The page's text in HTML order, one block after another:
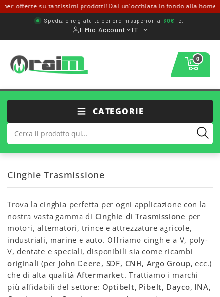
offerte su tantissimi prodotti! Dai un'occhiata in fondo alla home
Spedizione gratuita per ordini superiori a 30€i.e.
Il Mio Account IT
0
CATEGORIE
Cinghie Trasmissione
Trova la cinghia perfetta per ogni applicazione con la
nostra vasta gamma di Cinghie di Trasmissione per
motori, alternatori, trince e attrezzature agricole,
industriali, marine e auto. Offriamo cinghie a V, poly-
V, dentate e speciali, disponibili sia come ricambi
originali (per John Deere, SDF, CNH, Argo Group, ecc.)
che di alta qualitàAftermarket. Trattiamo i marchi
più affidabili del settore: Optibelt, Pibelt, Dayco, INA,